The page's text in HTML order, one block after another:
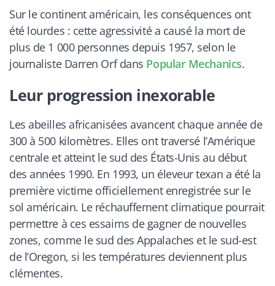
Sur le continent américain, les conséquences ont
été lourdes : cette agressivité a causé la mort de
plus de 1 000 personnes depuis 1957, selon le
journaliste Darren Orf dans Popular Mechanics.
Leur progression inexorable
Les abeilles africanisées avancent chaque année de
300 à 500 kilomètres. Elles ont traversé l’Amérique
centrale et atteint le sud des États-Unis au début
des années 1990. En 1993, un éleveur texan a été la
première victime officiellement enregistrée sur le
sol américain. Le réchauffement climatique pourrait
permettre à ces essaims de gagner de nouvelles
zones, comme le sud des Appalaches et le sud-est
de l’Oregon, si les températures deviennent plus
clémentes.